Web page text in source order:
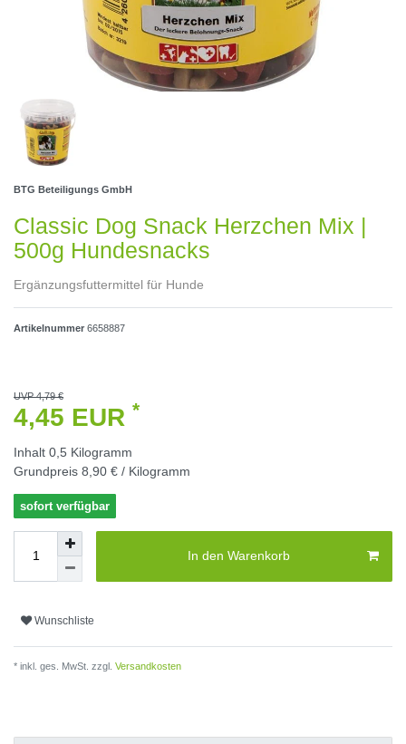
BTG Beteiligungs GmbH
Classic Dog Snack Herzchen Mix |
500g Hundesnacks
Ergänzungsfuttermittel für Hunde
Artikelnummer 6658887
UVP 4,79 €
4,45 EUR *
Inhalt 0,5 Kilogramm
Grundpreis 8,90 € / Kilogramm
sofort verfügbar
In den Warenkorb
Wunschliste
* inkl. ges. MwSt. zzgl. Versandkosten